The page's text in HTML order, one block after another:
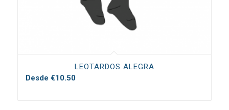
LEOTARDOS ALEGRA
Desde €10.50